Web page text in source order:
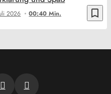
bookmark_border
2026 00:40 Min.